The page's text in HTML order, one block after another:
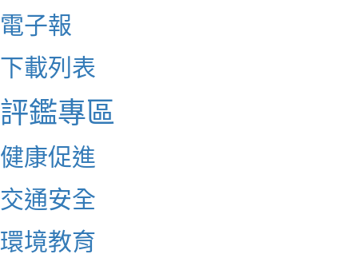
電子報
下載列表
評鑑專區
健康促進
交通安全
環境教育